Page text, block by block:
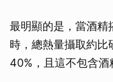
最明顯的是，當酒精
時，總熱量攝取約比
40%，且這不包含酒